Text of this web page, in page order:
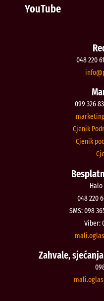
YouTube
048 220
@ofni
099 326
Cjenik
Cjenik
048 220
SMS: 098
Viber:
Zahvale,